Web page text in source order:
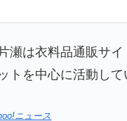
瀬は衣料品通販サ
トを中心に活動して
ニュース